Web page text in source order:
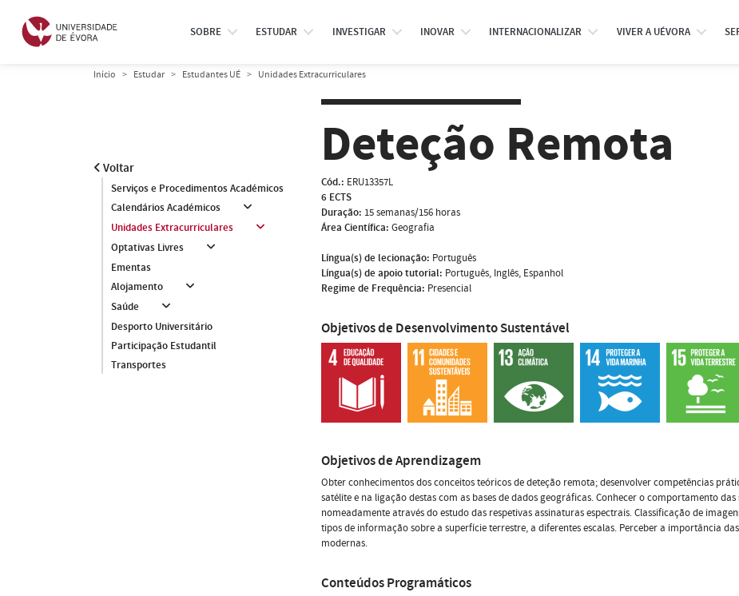
SOBRE ESTUDAR INVESTIGAR INOVAR INTERNACIONALIZAR VIVER A UÉVORA
Início Estudar Estudantes UÉ Unidades Extracurriculares
Voltar
Serviços e Procedimentos Académicos
Calendários Académicos
Unidades Extracurriculares
Optativas Livres
Ementas
Alojamento
Saúde
Desporto Universitário
Participação Estudantil
Transportes
Deteção Remota
Cód.: ERU13357L
6 ECTS
Duração: 15 semanas/156 horas
Área Científica: Geografia
Língua(s) de lecionação: Português
Língua(s) de apoio tutorial: Português, Inglês, Espanhol
Regime de Frequência: Presencial
Objetivos de Desenvolvimento Sustentável
Objetivos de Aprendizagem
Obter conhecimentos dos conceitos teóricos de deteção remota; desenvolver competências
satélite e na ligação destas com as bases de dados geográficas. Conhecer o comportamento
nomeadamente através do estudo das respetivas assinaturas espectrais. Classificação de
tipos de informação sobre a superfície terrestre, a diferentes escalas. Perceber a importância
modernas.
Conteúdos Programáticos